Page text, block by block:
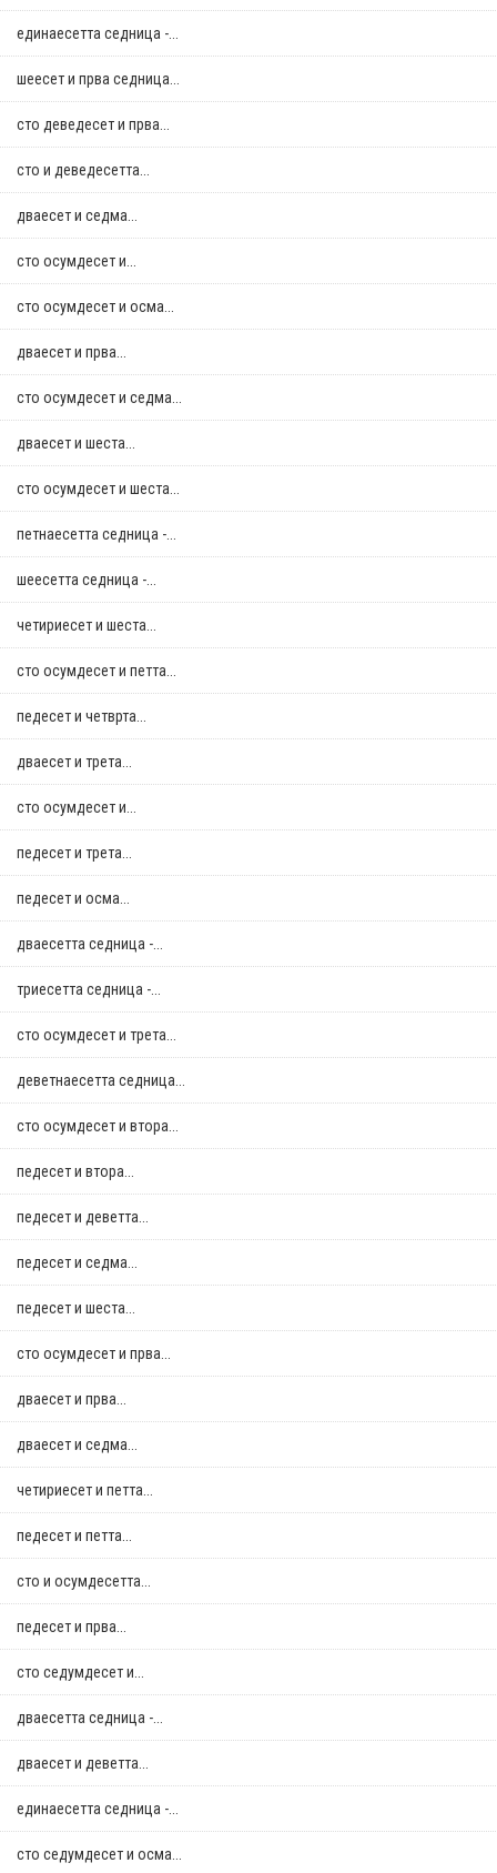
единаесетта седница -...
шеесет и прва седница...
сто деведесет и прва...
сто и деведесетта...
дваесет и седма...
сто осумдесет и...
сто осумдесет и осма...
дваесет и прва...
сто осумдесет и седма...
дваесет и шеста...
сто осумдесет и шеста...
петнаесетта седница -...
шеесетта седница -...
четириесет и шеста...
сто осумдесет и петта...
педесет и четврта...
дваесет и трета...
сто осумдесет и...
педесет и трета...
педесет и осма...
дваесетта седница -...
триесетта седница -...
сто осумдесет и трета...
деветнаесетта седница...
сто осумдесет и втора...
педесет и втора...
педесет и деветта...
педесет и седма...
педесет и шеста...
сто осумдесет и прва...
дваесет и прва...
дваесет и седма...
четириесет и петта...
педесет и петта...
сто и осумдесетта...
педесет и прва...
сто седумдесет и...
дваесетта седница -...
дваесет и деветта...
единаесетта седница -...
сто седумдесет и осма...